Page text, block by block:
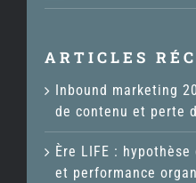
ARTICLES
Inbound marketing
de contenu et perte
Ère LIFE :
et performance